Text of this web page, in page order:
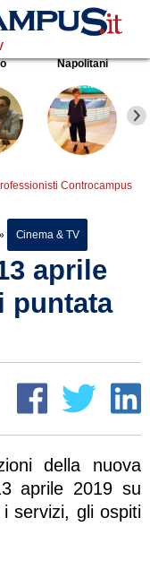
Napolitani
Controcampus
Cinema & TV
aprile
puntata
della nuova
aprile 2019 su
servizi, gli ospiti